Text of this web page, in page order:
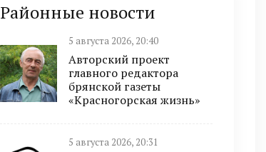
Районные новости
5 августа 2026, 20:40
Авторский проект
главного редактора
брянской газеты
«Красногорская жизнь»
5 августа 2026, 20:31